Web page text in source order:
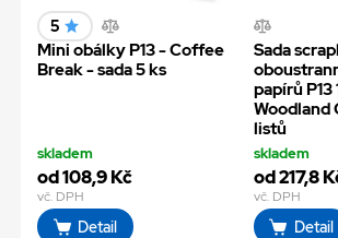
5
Mini obálky P13 - Coffee
Break - sada 5 ks
skladem
od 108,9 Kč
vč. DPH
Detail
Sada
papírů P13
Woodland
listů
skladem
od 217,8
vč. DPH
Detail